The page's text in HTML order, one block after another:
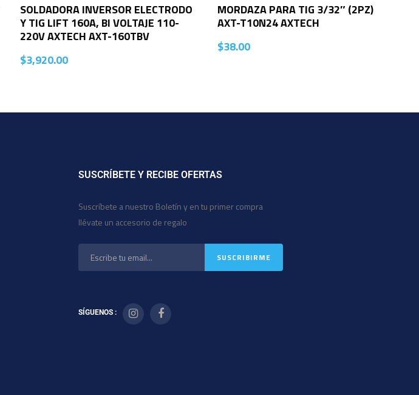
SOLDADORA INVERSOR ELECTRODO
Y TIG LIFT 160A, BI VOLTAJE 110-
220V AXTECH AXT-160TBV
$3,920.00
MORDAZA PARA TIG 3/32″ (2PZ)
AXT-T10N24 AXTECH
$38.00
SUSCRÍBETE Y RECIBE OFERTAS
Suscríbete a nuestro Boletín y en tu primer compra
llévate un accesorio de regalo
SÍGUENOS :